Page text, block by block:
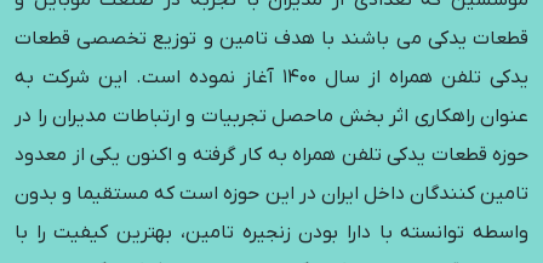
قطعات یدکی می باشند با هدف تامین و توزیع تخصصی قطعات
یدکی تلفن همراه از سال 1400 آغاز نموده است. این شرکت به
عنوان راهکاری اثر بخش ماحصل تجربیات و ارتباطات مدیران را در
حوزه قطعات یدکی تلفن همراه به کار گرفته و اکنون یکی از معدود
تامین کنندگان داخل ایران در این حوزه است که مستقیما و بدون
واسطه توانسته با دارا بودن زنجیره تامین، بهترین کیفیت را با